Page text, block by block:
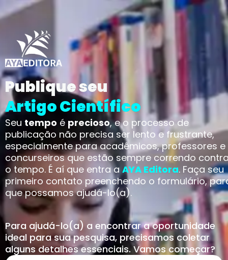
Publique seu
Artigo Científico
Seu tempo é precioso, e o processo de
publicação não precisa ser lento e frustrante,
especialmente para acadêmicos, professores e
concurseiros que estão sempre correndo
o tempo. É aí que entra aAYA Editora. Faça seu
primeiro contato preenchendo o formulário,
que possamos ajudá-lo(a).
Para ajudá-lo(a) a encontrar a oportunidade
ideal para sua pesquisa, precisamos coletar
alguns detalhes essenciais. Vamos começar?